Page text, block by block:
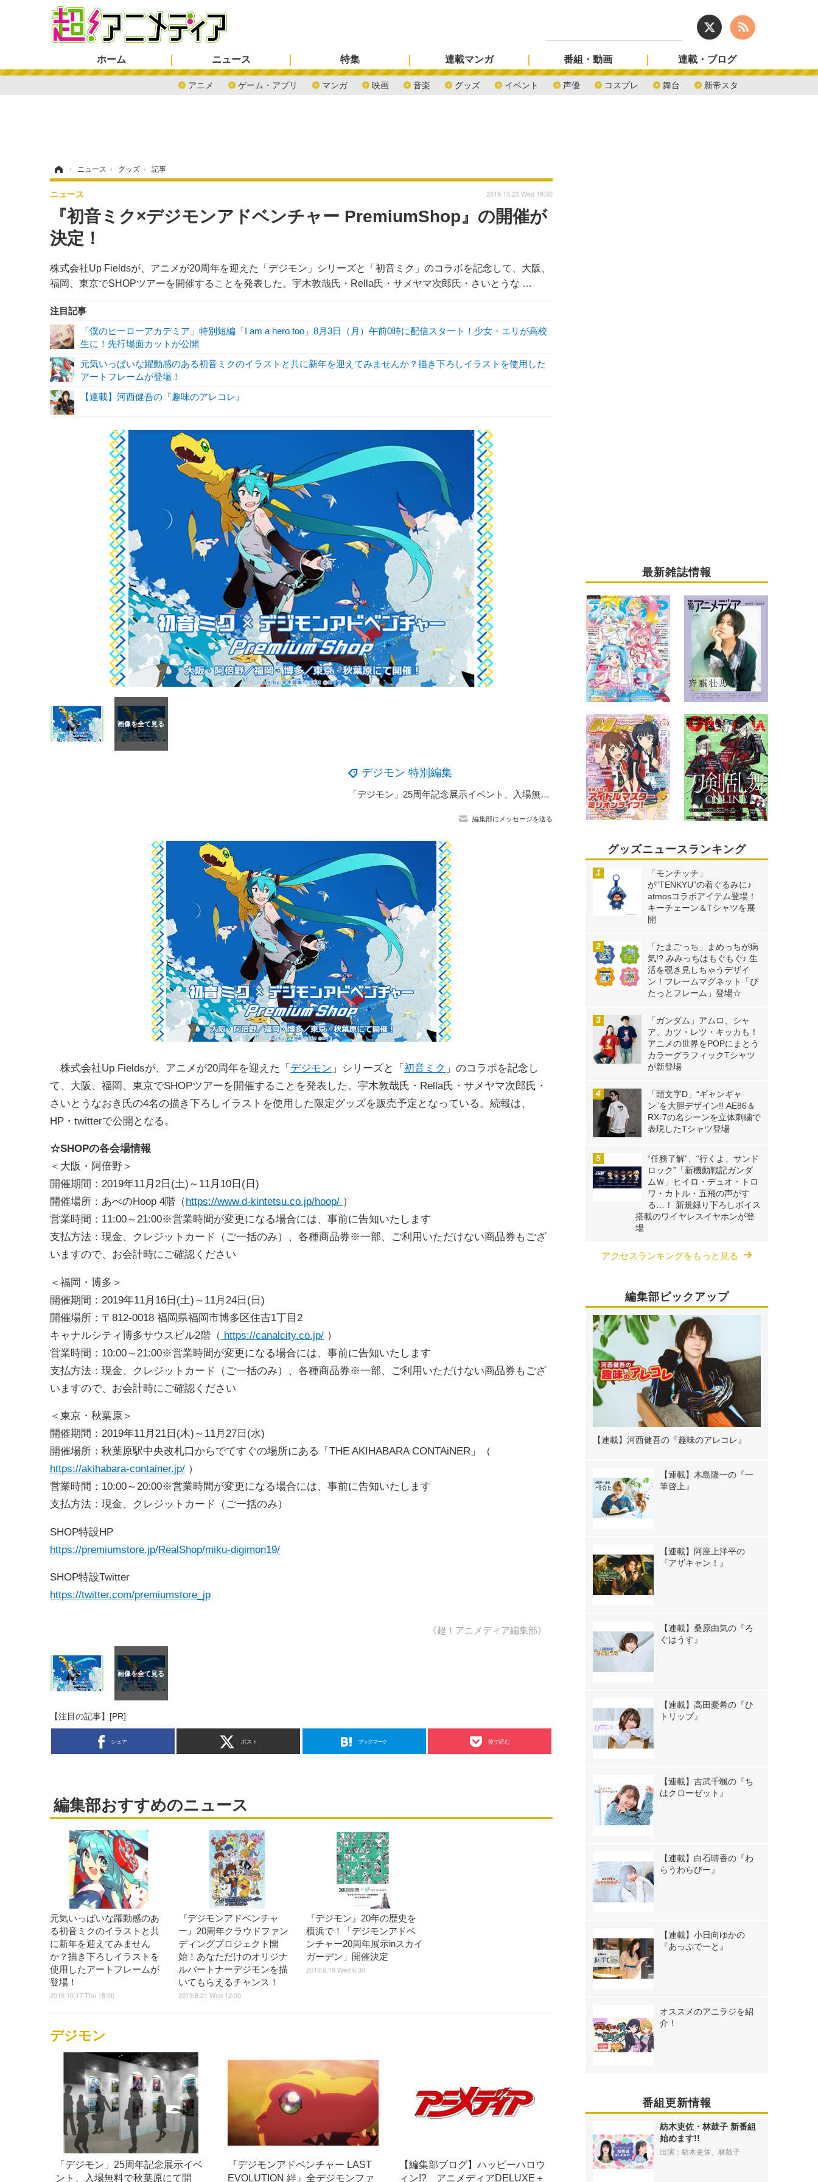
ホーム ニュース
アニメ ゲーム・アプリ マンガ 映画 音楽 グッズ イベント 声優 コスプレ 舞台 新帝スタ
特集 連載マンガ 番組・動画 連載・ブログ
› ニュース › グッズ › 記事
『初音ミク×デジモンアドベンチャー PremiumShop』の開催が
決定！
株式会社Up Fieldsが、アニメが20周年を迎えた「デジモン」シリーズと「初音ミク」のコラボを記念して、大阪、
福岡、東京でSHOPツアーを開催することを発表した。宇木敦哉氏・Rella氏・サメヤマ次郎氏・さいとうな …
ニュース 2019.10.23 Wed 19:30
注目記事
「僕のヒーローアカデミア」特別短編「I am a hero too」8月3日（月）午前0時に配信スタート！少女・エリが高校
生に！先行場面カットが公開
元気いっぱいな躍動感のある初音ミクのイラストと共に新年を迎えてみませんか？描き下ろしイラストを使用した
アートフレームが登場！
【連載】河西健吾の『趣味のアレコレ』
デジモン 特別編集
「デジモン」25周年記念展示イベント、入場無料で秋葉原にて開催！ 音声ガイドや来場特典なども用意
編集部にメッセージを送る
株式会社Up Fieldsが、アニメが20周年を迎えた「 デジモン 」シリーズと「 初音ミク 」のコラボを記念し
て、大阪、福岡、東京でSHOPツアーを開催することを発表した。宇木敦哉氏・Rella氏・サメヤマ次郎氏・
さいとうなおき氏の4名の描き下ろしイラストを使用した限定グッズを販売予定となっている。続報は、
HP・twitterで公開となる。
☆SHOPの各会場情報
＜大阪・阿倍野＞
開催期間：2019年11月2日(土)～11月10日(日)
開催場所：あべのHoop 4階（ https://www.d-kintetsu.co.jp/hoop/ ）
営業時間：11:00～21:00※営業時間が変更になる場合には、事前に告知いたします
支払方法：現金、クレジットカード（ご一括のみ）、各種商品券※一部、ご利用いただけない商品券もござ
いますので、お会計時にご確認ください
＜福岡・博多＞
開催期間：2019年11月16日(土)～11月24日(日)
開催場所：〒812-0018 福岡県福岡市博多区住吉1丁目2
キャナルシティ博多サウスビル2階（ https://canalcity.co.jp/ ）
営業時間：10:00～21:00※営業時間が変更になる場合には、事前に告知いたします
支払方法：現金、クレジットカード（ご一括のみ）、各種商品券※一部、ご利用いただけない商品券もござ
いますので、お会計時にご確認ください
＜東京・秋葉原＞
開催期間：2019年11月21日(木)～11月27日(水)
開催場所：秋葉原駅中央改札口からでてすぐの場所にある「THE AKIHABARA CONTAiNER」（
https://akihabara-container.jp/ ）
営業時間：10:00～20:00※営業時間が変更になる場合には、事前に告知いたします
支払方法：現金、クレジットカード（ご一括のみ）
SHOP特設HP
https://premiumstore.jp/RealShop/miku-digimon19/
SHOP特設Twitter
https://twitter.com/premiumstore_jp
《超！アニメディア編集部》
【注目の記事】[PR]
シェア ポスト ブックマーク 後で読む
編集部おすすめのニュース
元気いっぱいな躍動感のあ
る初音ミクのイラストと共
に新年を迎えてみません
か？描き下ろしイラストを
使用したアートフレームが
登場！
2019.10.17 Thu 18:00
『デジモンアドベンチャ
ー』20周年クラウドファン
ディングプロジェクト開
始！あなただけのオリジナ
ルパートナーデジモンを描
いてもらえるチャンス！
2019.8.21 Wed 12:00
『デジモン』20年の歴史を
横浜で！「デジモンアドベ
ンチャー20周年展示inスカイ
ガーデン」開催決定
2019.6.19 Wed 6:30
デジモン
「デジモン」25周年記念展示イベ
ント、入場無料で秋葉原にて開
『デジモンアドベンチャー LAST
EVOLUTION 絆』全デジモンファ
【編集部ブログ】ハッピーハロウ
ィン!? アニメディアDELUXE＋
最新雑誌情報
グッズニュースランキング
「モンチッチ」
が“TENKYU”の着ぐるみに♪
atmosコラボアイテム登場！
キーチェーン＆Tシャツを展
開
「たまごっち」まめっちが病
気!? みみっちはもぐもぐ♪ 生
活を覗き見しちゃうデザイ
ン！フレームマグネット「ぴ
たっとフレーム」登場☆
「ガンダム」アムロ、シャ
ア、カツ・レツ・キッカも！
アニメの世界をPOPにまとう
カラーグラフィックTシャツ
が新登場
「頭文字D」“ギャンギャ
ン”を大胆デザイン!! AE86＆
RX-7の名シーンを立体刺繍で
表現したTシャツ登場
“任務了解”、“行くよ、サンド
ロック”「新機動戦記ガンダ
ムＷ」ヒイロ・デュオ・トロ
ワ・カトル・五飛の声がす
る…！ 新規録り下ろしボイス
搭載のワイヤレスイヤホンが登
場
アクセスランキングをもっと見る
編集部ピックアップ
【連載】河西健吾の『趣味のアレコレ』
【連載】木島隆一の『一
筆啓上』
【連載】阿座上洋平の
『アザキャン！』
【連載】桑原由気の『ろ
ぐはうす』
【連載】高田憂希の『ひ
トリップ』
【連載】吉武千颯の『ち
はクローゼット』
【連載】白石晴香の『わ
らうわらびー』
【連載】小日向ゆかの
『あっぷでーと』
オススメのアニラジを紹
介！
番組更新情報
紡木吏佐・林鼓子 新番組
始めます!!
出演：紡木吏佐、林鼓子